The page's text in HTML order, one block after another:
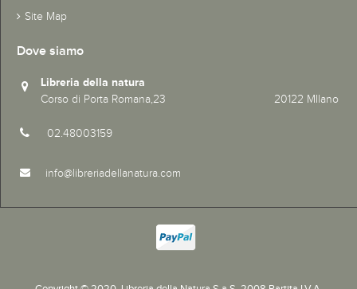
Site Map
Dove siamo
Libreria della natura
Corso di Porta Romana,23 20122 MIlano
02.48003159
info@libreriadellanatura.com